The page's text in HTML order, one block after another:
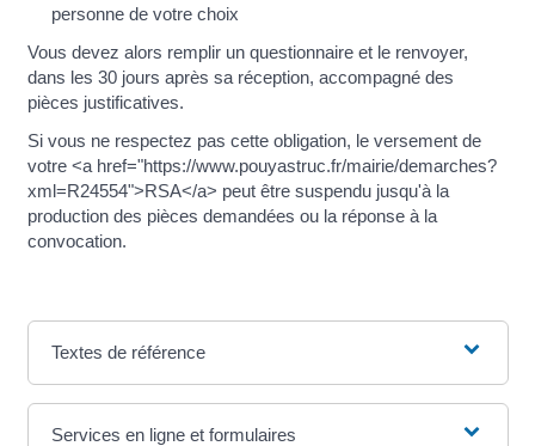
personne de votre choix
Vous devez alors remplir un questionnaire et le renvoyer,
dans les 30 jours après sa réception, accompagné des
pièces justificatives.
Si vous ne respectez pas cette obligation, le versement de
votre <a href="https://www.pouyastruc.fr/mairie/demarches?
xml=R24554">RSA</a> peut être suspendu jusqu'à la
production des pièces demandées ou la réponse à la
convocation.
Textes de référence
Services en ligne et formulaires